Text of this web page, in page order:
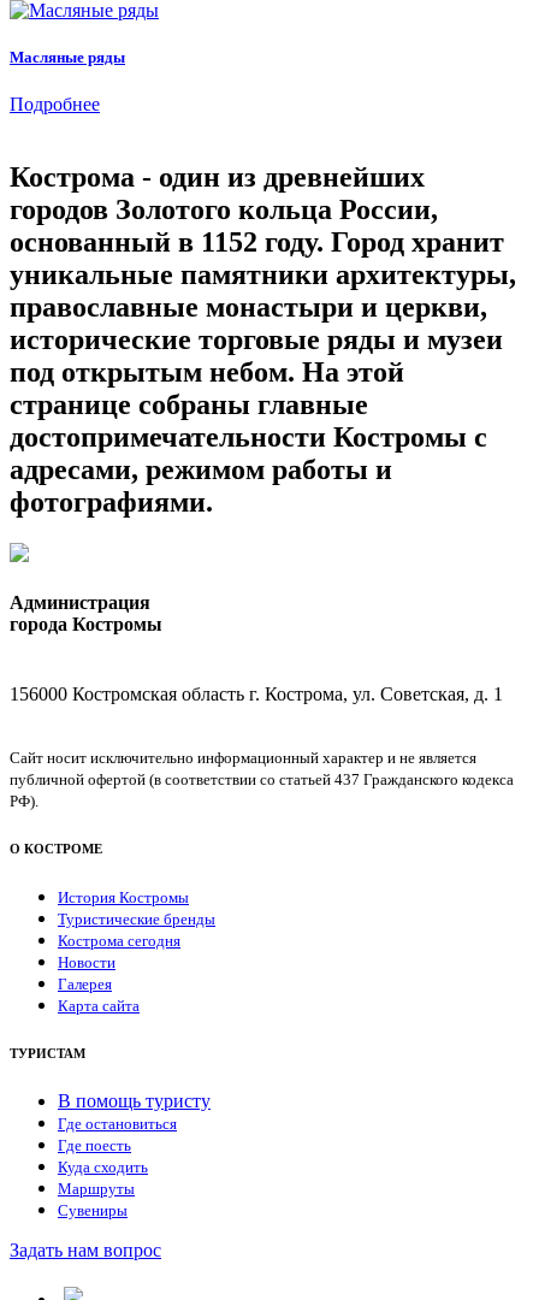
Масляные ряды
Подробнее
Кострома - один из древнейших
городов Золотого кольца России,
основанный в 1152 году. Город хранит
уникальные памятники архитектуры,
православные монастыри и церкви,
исторические торговые ряды и музеи
под открытым небом. На этой
странице собраны главные
достопримечательности Костромы с
адресами, режимом работы и
фотографиями.
Администрация
города Костромы
156000 Костромская область г. Кострома, ул. Советская, д. 1
Сайт носит исключительно информационный характер и не является
публичной офертой (в соответствии со статьей 437 Гражданского кодекса
РФ).
О КОСТРОМЕ
История Костромы
Туристические бренды
Кострома сегодня
Новости
Галерея
Карта сайта
ТУРИСТАМ
В помощь туристу
Где остановиться
Где поесть
Куда сходить
Маршруты
Сувениры
Задать нам вопрос